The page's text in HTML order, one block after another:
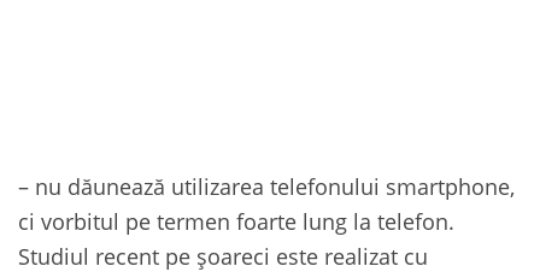
– nu dăunează utilizarea telefonului smartphone,
ci vorbitul pe termen foarte lung la telefon.
Studiul recent pe șoareci este realizat cu